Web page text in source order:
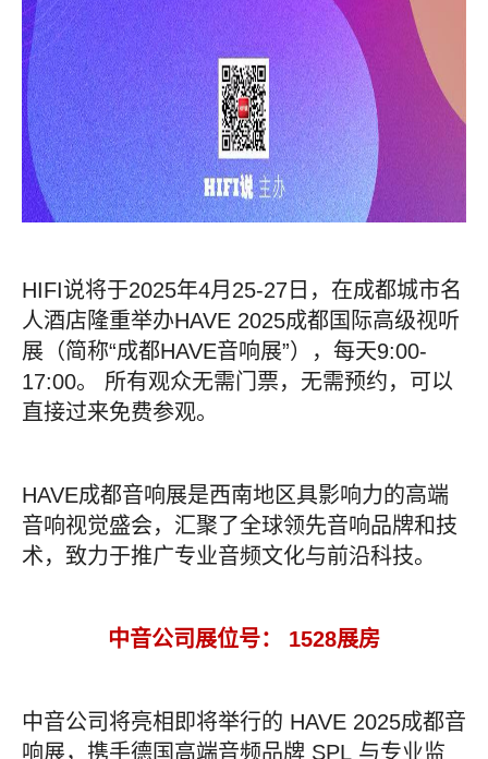
HIFI说将于2025年4月25-27日，在成都城市名
人酒店隆重举办HAVE 2025成都国际高级视听
展（简称“成都HAVE音响展”），每天9:00-
17:00。 所有观众无需门票，无需预约，可以
直接过来免费参观。
HAVE成都音响展是西南地区具影响力的高端
音响视觉盛会，汇聚了全球领先音响品牌和技
术，致力于推广专业音频文化与前沿科技。
中音公司展位号： 1528展房
中音公司将亮相即将举行的 HAVE 2025成都音
响展，携手德国高端音频品牌 SPL 与专业监